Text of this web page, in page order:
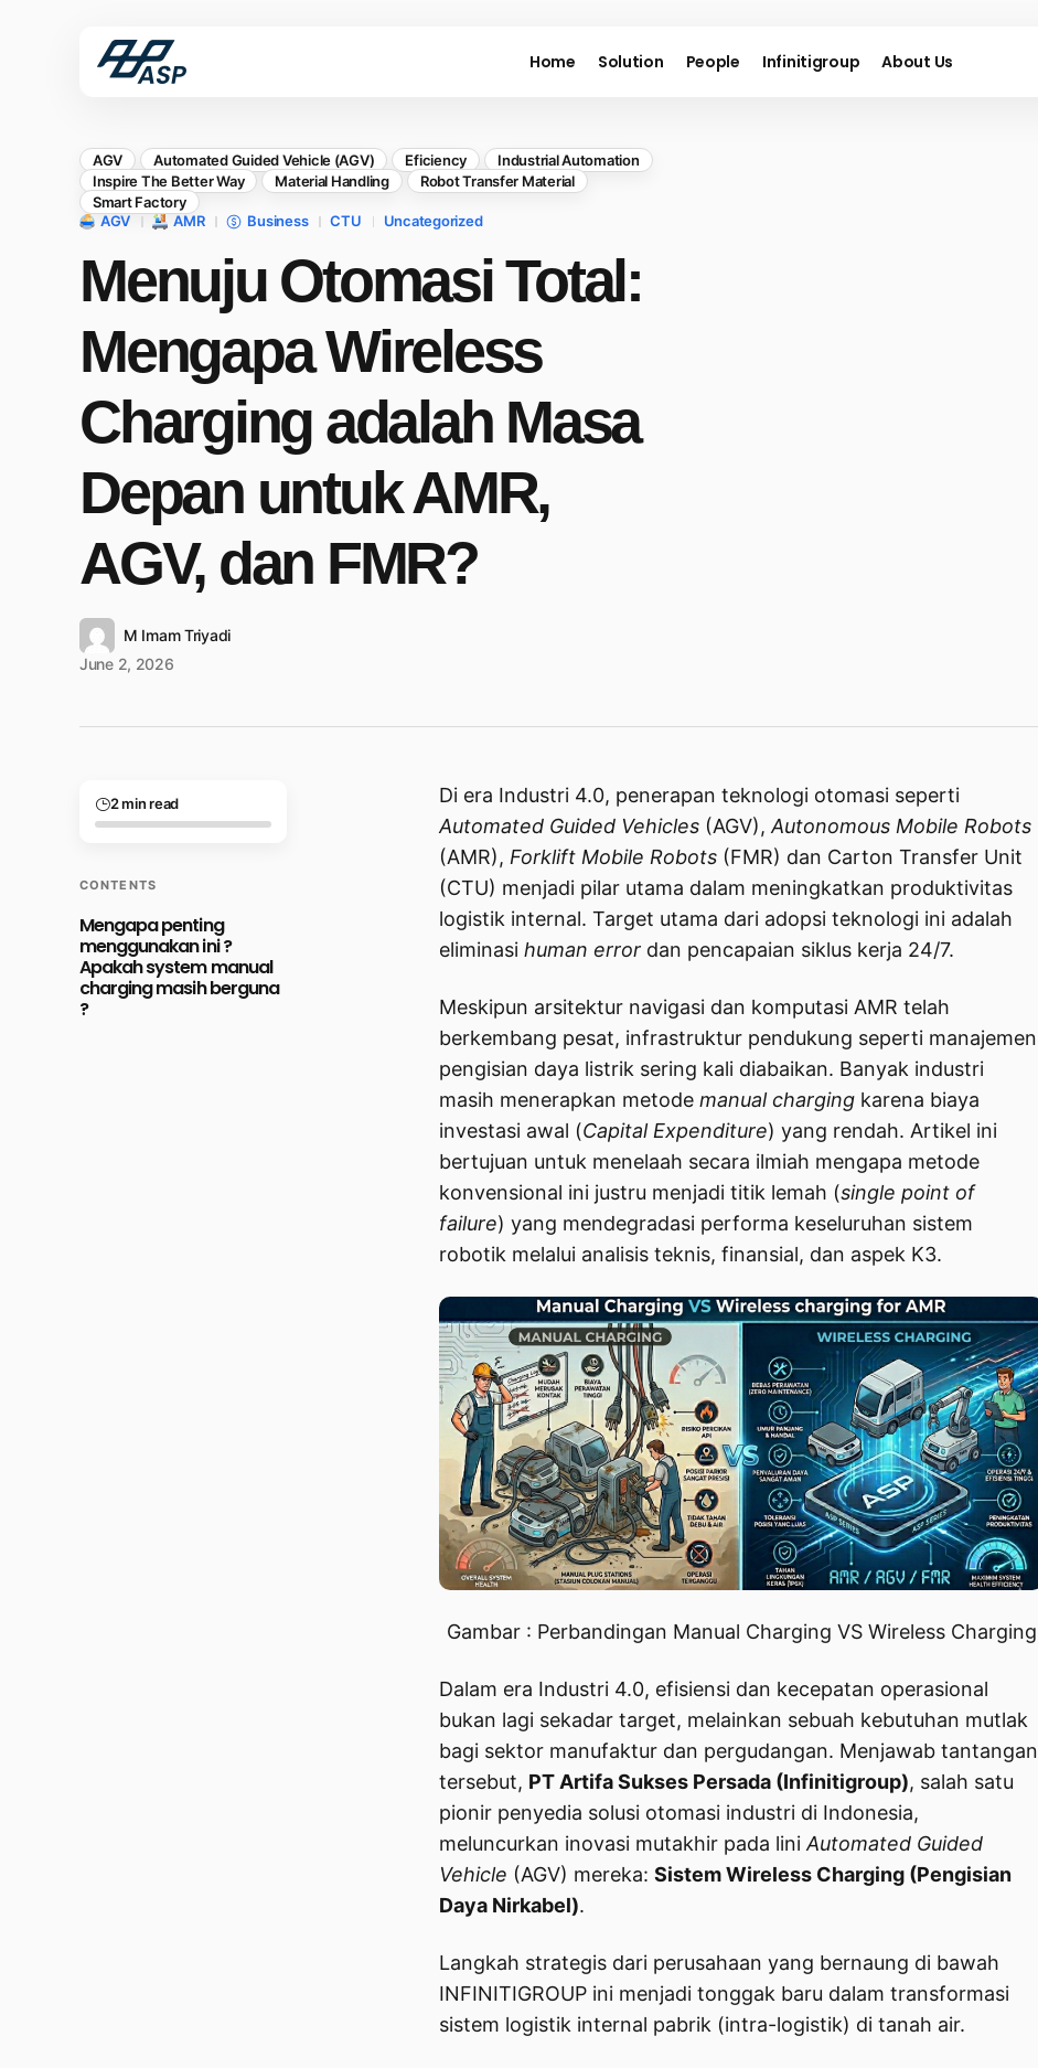
Home Solution People Infinitigroup About Us
AGV Automated Guided Vehicle (AGV) Eficiency
Industrial Automation
Inspire The Better Way
Material Handling
Robot Transfer Material
Smart Factory
AGV
AMR Business CTU Uncategorized
Menuju Otomasi Total:
Mengapa Wireless
Charging adalah Masa
Depan untuk AMR,
AGV, dan FMR?
M Imam Triyadi
June 2, 2026
2 min read
CONTENTS
Mengapa penting
menggunakan ini ?
Apakah system manual
charging masih berguna
?
Di era Industri 4.0, penerapan teknologi otomasi seperti
Automated Guided Vehicles (AGV), Autonomous Mobile Robots
(AMR), Forklift Mobile Robots (FMR) dan Carton Transfer Unit
(CTU) menjadi pilar utama dalam meningkatkan produktivitas
logistik internal. Target utama dari adopsi teknologi ini adalah
eliminasi human error dan pencapaian siklus kerja 24/7.
Meskipun arsitektur navigasi dan komputasi AMR telah
berkembang pesat, infrastruktur pendukung seperti manajemen
pengisian daya listrik sering kali diabaikan. Banyak industri
masih menerapkan metode manual charging karena biaya
investasi awal (Capital Expenditure) yang rendah. Artikel ini
bertujuan untuk menelaah secara ilmiah mengapa metode
konvensional ini justru menjadi titik lemah (single point of
failure) yang mendegradasi performa keseluruhan sistem
robotik melalui analisis teknis, finansial, dan aspek K3.
Gambar : Perbandingan Manual Charging VS Wireless Charging
Dalam era Industri 4.0, efisiensi dan kecepatan operasional
bukan lagi sekadar target, melainkan sebuah kebutuhan mutlak
bagi sektor manufaktur dan pergudangan. Menjawab tantangan
tersebut, PT Artifa Sukses Persada (Infinitigroup), salah satu
pionir penyedia solusi otomasi industri di Indonesia,
meluncurkan inovasi mutakhir pada lini Automated Guided
Vehicle (AGV) mereka: Sistem Wireless Charging (Pengisian
Daya Nirkabel).
Langkah strategis dari perusahaan yang bernaung di bawah
INFINITIGROUP ini menjadi tonggak baru dalam transformasi
sistem logistik internal pabrik (intra-logistik) di tanah air.